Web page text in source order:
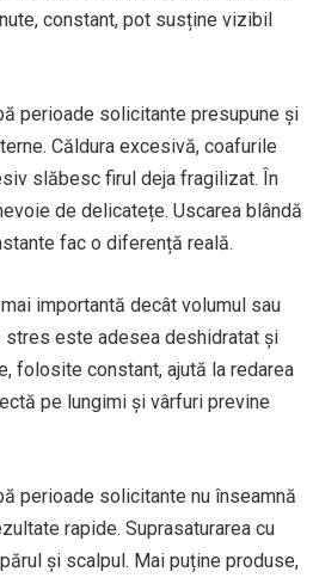
constant, pot susține vizibil
perioade solicitante presupune și
Căldura excesivă, coafurile
slăbesc firul deja fragilizat. În
de delicatețe. Uscarea blândă
fac o diferență reală.
importantă decât volumul sau
este adesea deshidratat și
folosite constant, ajută la redarea
pe lungimi și vârfuri previne
perioade solicitante nu înseamnă
rapide. Suprasaturarea cu
și scalpul. Mai puține produse,